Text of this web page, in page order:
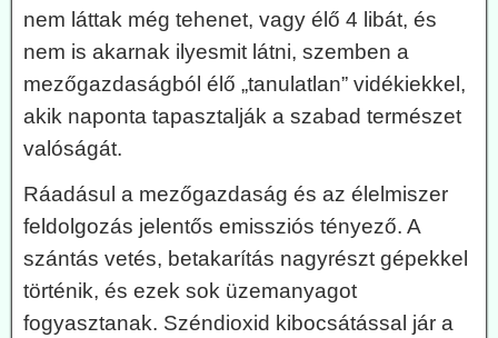
nem láttak még tehenet, vagy élő 4 libát, és
nem is akarnak ilyesmit látni, szemben a
mezőgazdaságból élő „tanulatlan” vidékiekkel,
akik naponta tapasztalják a szabad természet
valóságát.
Ráadásul a mezőgazdaság és az élelmiszer
feldolgozás jelentős emissziós tényező. A
szántás vetés, betakarítás nagyrészt gépekkel
történik, és ezek sok üzemanyagot
fogyasztanak. Széndioxid kibocsátással jár a